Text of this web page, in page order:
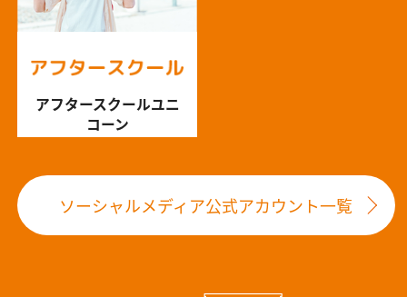
アフタースクールユニ
コーン
ソーシャルメディア公式アカウント一覧